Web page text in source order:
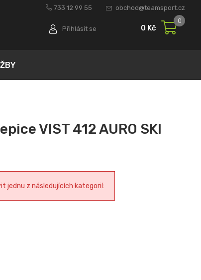
733 12 99 55 obchod@teamsport.cz
Přihlásit se 0 Kč
0
VIST 412 AURO SKI
jednu z následujících kategorií: